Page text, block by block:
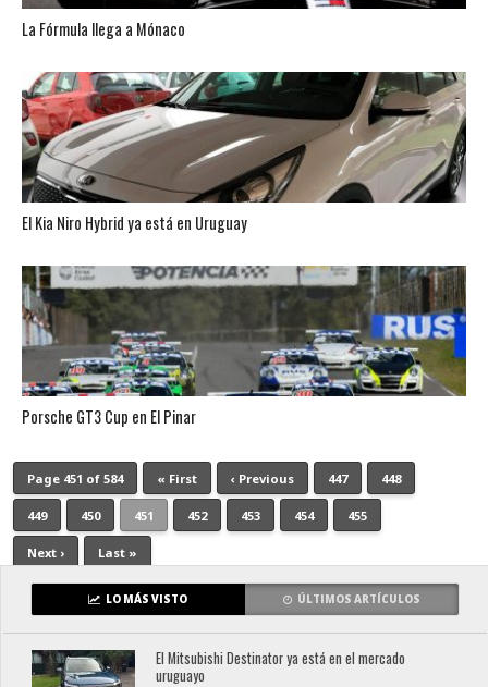
La Fórmula llega a Mónaco
El Kia Niro Hybrid ya está en Uruguay
Porsche GT3 Cup en El Pinar
Page 451 of 584 « First ‹ Previous 447 448
449 450 451 452 453 454 455
Next › Last »
LO MÁS VISTO ÚLTIMOS ARTÍCULOS
El Mitsubishi Destinator ya está en el mercado
uruguayo